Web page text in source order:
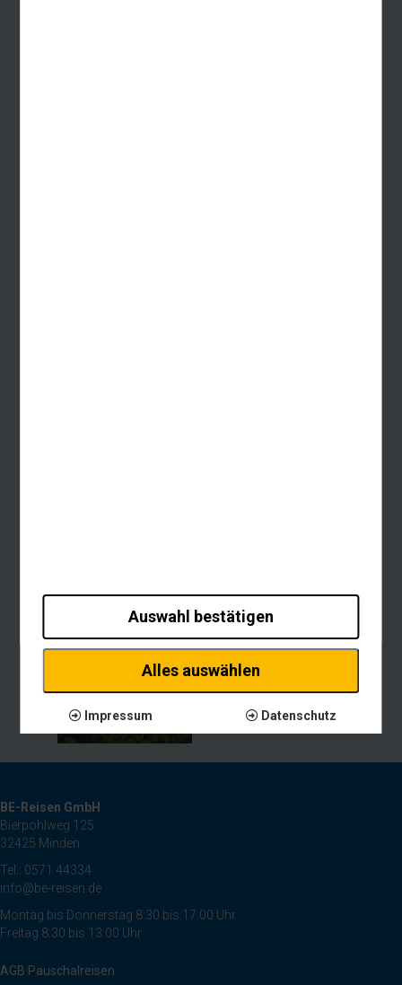
BE-Reisen GmbH
Bierpohlweg 125
32425 Minden
Tel.: 0571 44334
info@be-reisen.de
Montag bis Donnerstag 8:30 bis 17:00 Uhr
Freitag 8:30 bis 13:00 Uhr
AGB Pauschalreisen
Auswahl bestätigen
Alles auswählen
Impressum Datenschutz